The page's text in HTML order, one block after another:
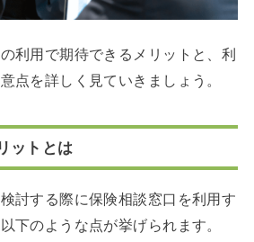
利用で期待できるメリットと、利
点を詳しく見ていきましょう。
ットとは
討する際に保険相談窓口を利用す
下のような点が挙げられます。